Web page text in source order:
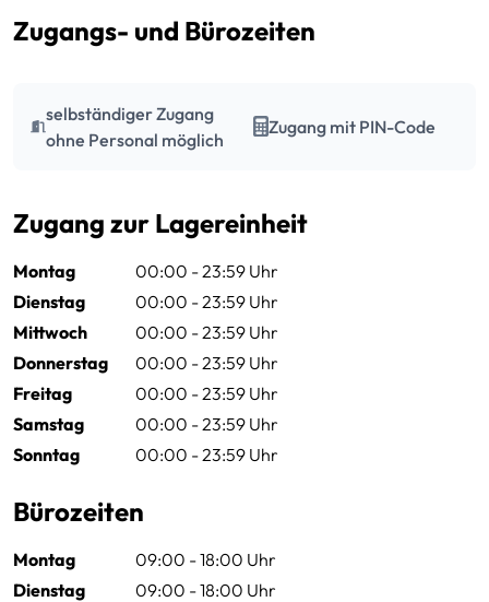
Zugangs- und Bürozeiten
selbständiger Zugang
ohne Personal möglich
Zugang mit PIN-Code
Zugang zur Lagereinheit
Montag
00:00 - 23:59 Uhr
Dienstag
00:00 - 23:59 Uhr
Mittwoch
00:00 - 23:59 Uhr
Donnerstag
00:00 - 23:59 Uhr
Freitag
00:00 - 23:59 Uhr
Samstag
00:00 - 23:59 Uhr
Sonntag
00:00 - 23:59 Uhr
Bürozeiten
Montag
09:00 - 18:00 Uhr
Dienstag
09:00 - 18:00 Uhr